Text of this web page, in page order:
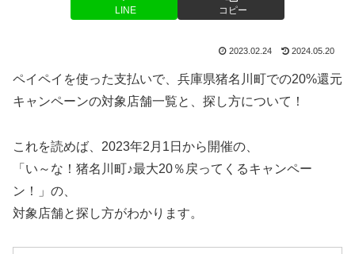
LINE コピー
2023.02.24 2024.05.20
ペイペイを使った支払いで、兵庫県猪名川町での20%還元
キャンペーンの対象店舗一覧と、探し方について！
これを読めば、2023年2月1日から開催の、
「い～な！猪名川町♪最大20％戻ってくるキャンペー
ン！」の、
対象店舗と探し方がわかります。